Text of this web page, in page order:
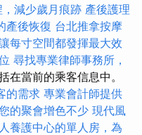
減少歲月痕跡 產後護理
產後恢復 台北推拿按摩
每寸空間都發揮最大效
尋找專業律師事務所，
在當前的乘客信息中。
的需求 專業會計師提供
的聚會增色不少 現代風
養護中心的單人房，為